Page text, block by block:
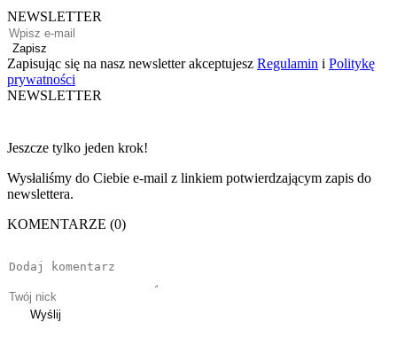
NEWSLETTER
Zapisz
Zapisując się na nasz newsletter akceptujesz Regulamin i Politykę
prywatności
NEWSLETTER
Jeszcze tylko jeden krok!
Wysłaliśmy do Ciebie e-mail z linkiem potwierdzającym zapis do
newslettera.
KOMENTARZE (0)
Wyślij